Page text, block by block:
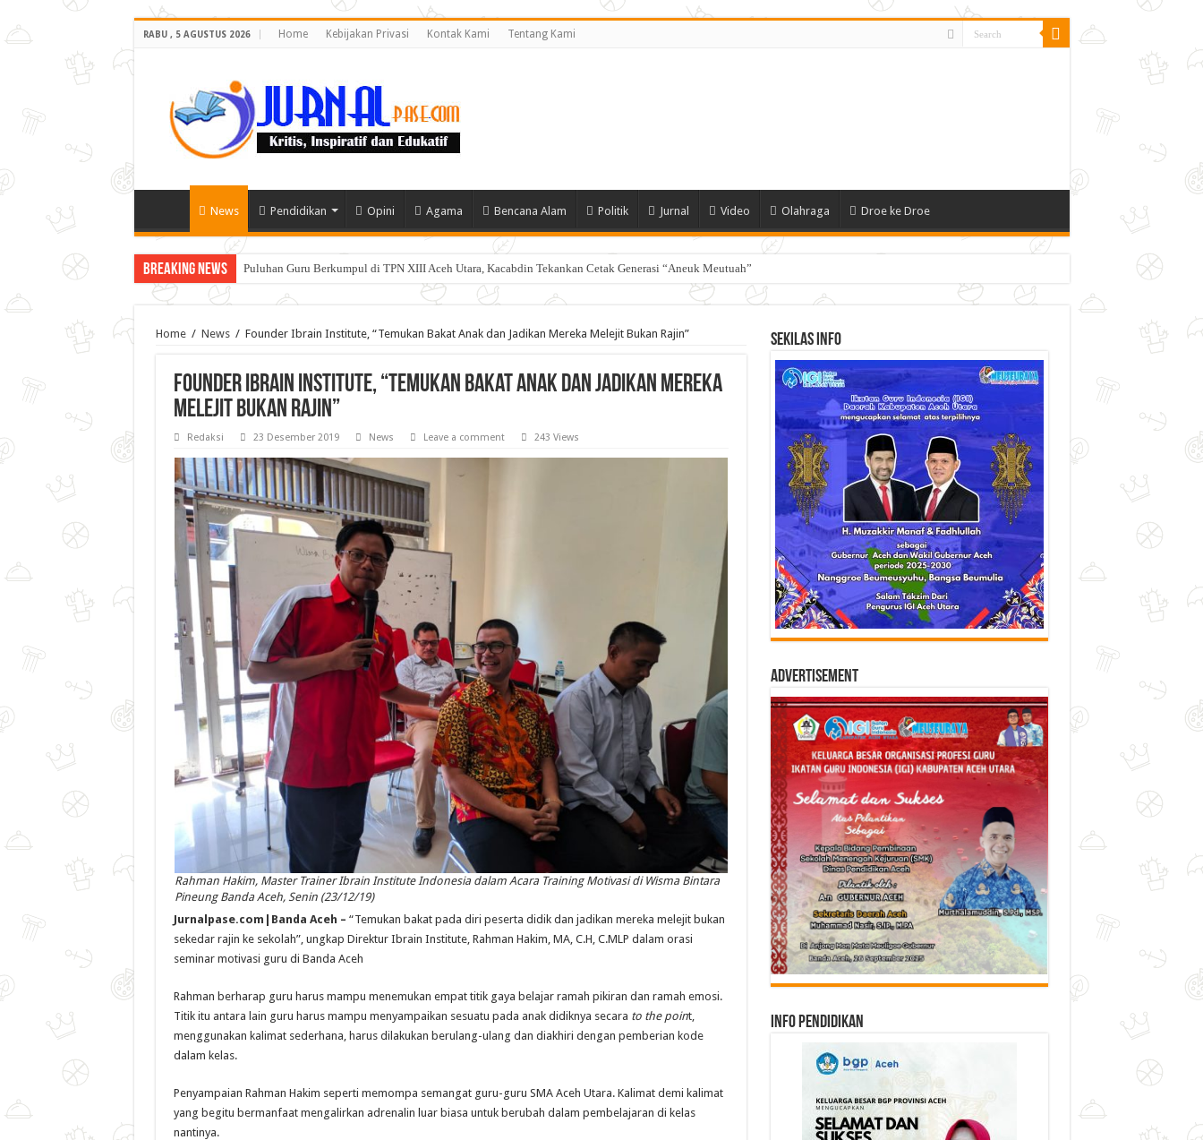
RABU , 5 AGUSTUS 2026 Home Kebijakan Privasi Kontak Kami Tentang Kami
News Pendidikan Opini Agama Bencana Alam Politik Jurnal Video Olahraga Droe ke Droe
Breaking News Puluhan Guru Berkumpul di TPN XIII Aceh Utara, Kacabdin Tekankan Cetak Generasi “Aneuk Meutuah”
Home / News / Founder Ibrain Institute, “Temukan Bakat Anak dan Jadikan Mereka Melejit Bukan Rajin”
Founder Ibrain Institute, “Temukan Bakat Anak dan Jadikan Mereka
Melejit Bukan Rajin”
Redaksi 23 Desember 2019 News Leave a comment 243 Views
Rahman Hakim, Master Trainer Ibrain Institute Indonesia dalam Acara Training Motivasi di Wisma Bintara
Pineung Banda Aceh, Senin (23/12/19)
Jurnalpase.com|Banda Aceh – “Temukan bakat pada diri peserta didik dan jadikan mereka melejit bukan
sekedar rajin ke sekolah”, ungkap Direktur Ibrain Institute, Rahman Hakim, MA, C.H, C.MLP dalam orasi
seminar motivasi guru di Banda Aceh
Rahman berharap guru harus mampu menemukan empat titik gaya belajar ramah pikiran dan ramah emosi.
Titik itu antara lain guru harus mampu menyampaikan sesuatu pada anak didiknya secara to the point,
menggunakan kalimat sederhana, harus dilakukan berulang-ulang dan diakhiri dengan pemberian kode
dalam kelas.
Penyampaian Rahman Hakim seperti memompa semangat guru-guru SMA Aceh Utara. Kalimat demi kalimat
yang begitu bermanfaat mengalirkan adrenalin luar biasa untuk berubah dalam pembelajaran di kelas
nantinya.
Sekilas Info
Advertisement
Info Pendidikan